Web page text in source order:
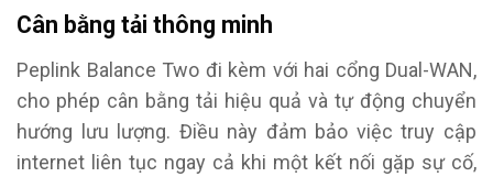
Cân bằng tải thông minh
Peplink Balance Two đi kèm với hai cổng Dual-WAN,
cho phép cân bằng tải hiệu quả và tự động chuyển
hướng lưu lượng. Điều này đảm bảo việc truy cập
internet liên tục ngay cả khi một kết nối gặp sự cố,